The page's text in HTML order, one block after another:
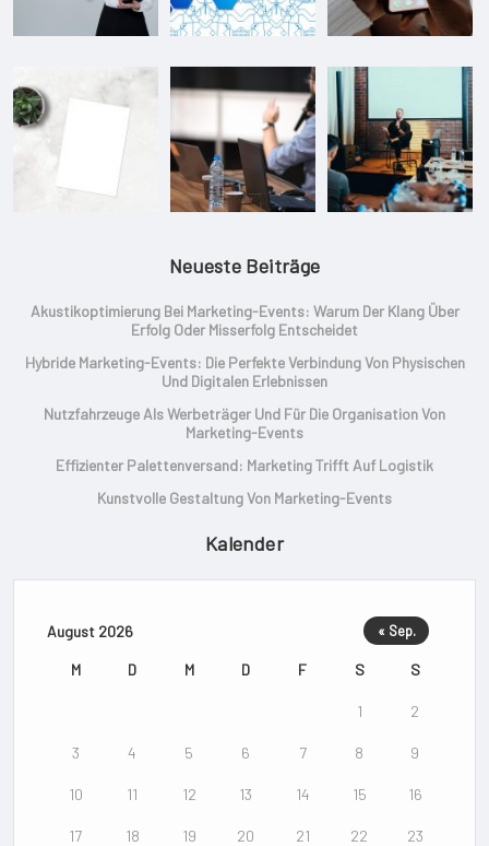
Neueste Beiträge
Akustikoptimierung Bei Marketing-Events: Warum Der Klang Über
Erfolg Oder Misserfolg Entscheidet
Hybride Marketing-Events: Die Perfekte Verbindung Von Physischen
Und Digitalen Erlebnissen
Nutzfahrzeuge Als Werbeträger Und Für Die Organisation Von
Marketing-Events
Effizienter Palettenversand: Marketing Trifft Auf Logistik
Kunstvolle Gestaltung Von Marketing-Events
Kalender
August 2026
M D M D F S S
1 2
3 4 5 6 7 8 9
10 11 12 13 14 15 16
17 18 19 20 21 22 23
« Sep.